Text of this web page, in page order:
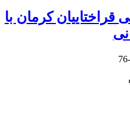
کرمان با